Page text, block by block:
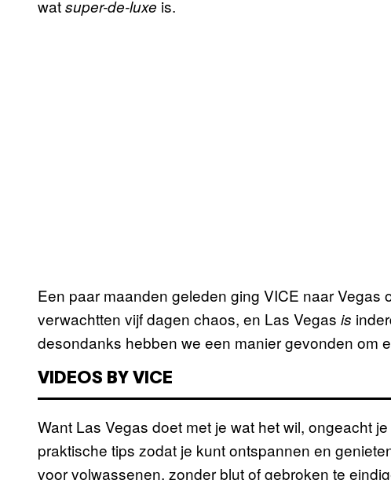
watsuper-de-luxe is.
Een paar maanden geleden ging VICE naar Vegas
verwachtten vijf dagen chaos, en Las Vegas is
desondanks hebben we een manier gevonden om
VIDEOS BY VICE
Want Las Vegas doet met je wat het wil, ongeacht
praktische tips zodat je kunt ontspannen en
voor volwassenen, zonder blut of gebroken te